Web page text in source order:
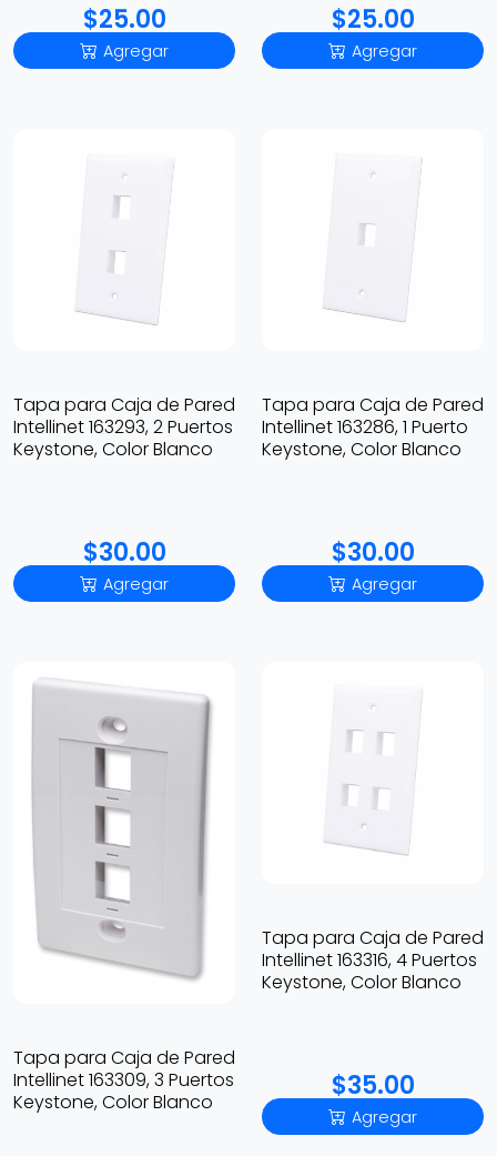
$25.00
Agregar
$25.00
Agregar
Tapa para Caja de Pared
Intellinet 163293, 2 Puertos
Keystone, Color Blanco
$30.00
Agregar
Tapa para Caja de Pared
Intellinet 163286, 1 Puerto
Keystone, Color Blanco
$30.00
Agregar
Tapa para Caja de Pared
Intellinet 163309, 3 Puertos
Keystone, Color Blanco
Tapa para Caja de Pared
Intellinet 163316, 4 Puertos
Keystone, Color Blanco
$35.00
Agregar